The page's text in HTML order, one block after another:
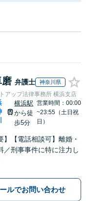
弁護士 神奈川県
アップ法律事務所 横浜支店
横浜駅
から徒
歩5分
営業時間：00:00
~23:55（土日祝
日）
】【電話相談可】離婚・
／刑事事件に特に注力し
ルでお問い合わせ